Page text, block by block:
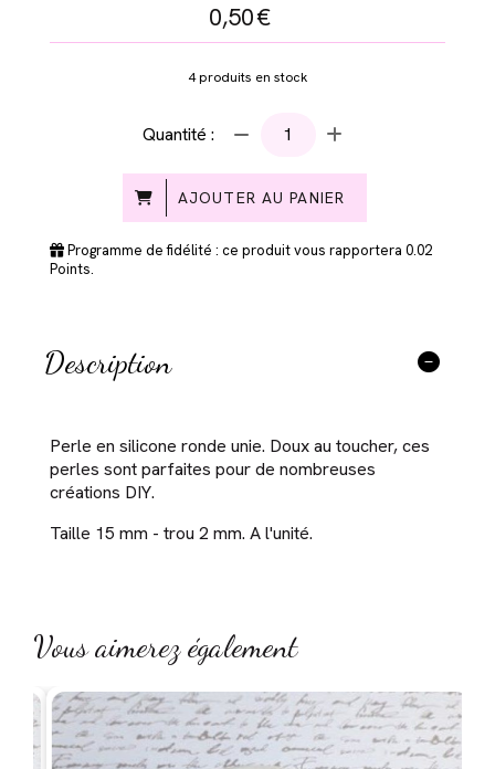
0,50€
4produits en stock
Quantité :
AJOUTER AU PANIER
Programme de fidélité : ce produit vous rapportera 0.02
Points.
Description
Perle en silicone ronde unie. Doux au toucher, ces
perles sont parfaites pour de nombreuses
créations DIY.
Taille 15 mm - trou 2 mm. A l'unité.
Vous aimerez également